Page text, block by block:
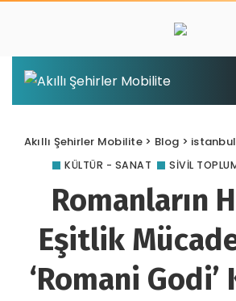
Akıllı Şehirler Mobilite> Blog > istanbul
KÜLTÜR - SANAT SİVİL
Romanların
Eşitlik
‘Romani Godi’